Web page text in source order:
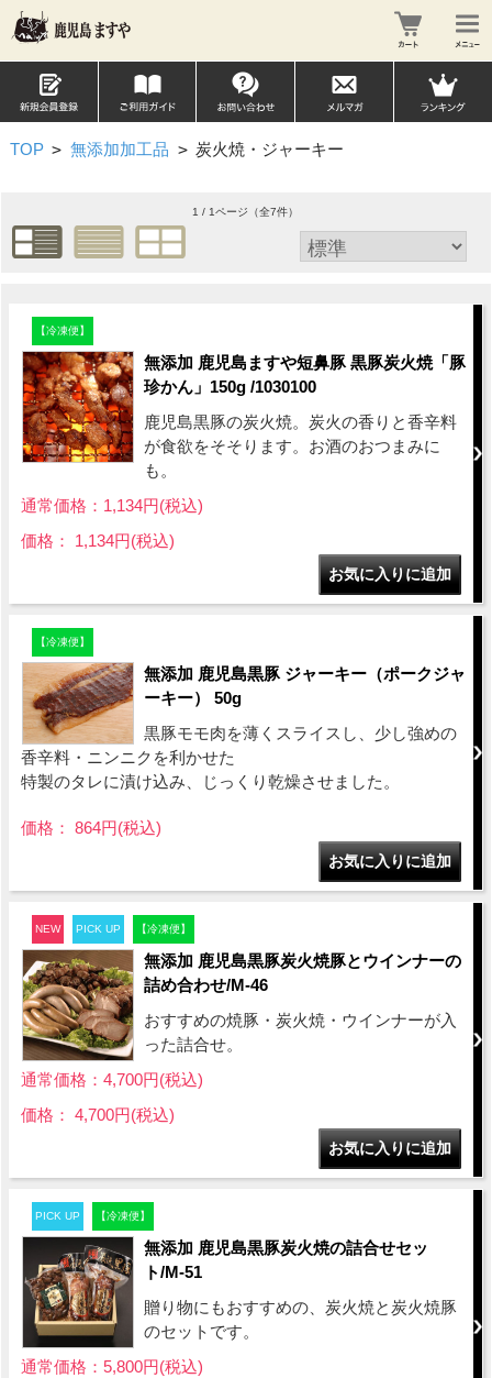
TOP > 無添加加工品 > 炭火焼・ジャーキー
1 / 1ページ （全7件）
【冷凍便】
無添加 鹿児島ますや短鼻豚 黒豚炭火焼「豚
珍かん」150g /1030100
鹿児島黒豚の炭火焼。炭火の香りと香辛料
が食欲をそそります。お酒のおつまみに
も。
通常価格：1,134円(税込)
価格： 1,134円(税込)
【冷凍便】
無添加 鹿児島黒豚 ジャーキー（ポークジャ
ーキー） 50g
黒豚モモ肉を薄くスライスし、少し強めの
香辛料・ニンニクを利かせた
特製のタレに漬け込み、じっくり乾燥させました。
価格： 864円(税込)
NEW PICK UP 【冷凍便】
無添加 鹿児島黒豚炭火焼豚とウインナーの
詰め合わせ/M-46
おすすめの焼豚・炭火焼・ウインナーが入
った詰合せ。
通常価格：4,700円(税込)
価格： 4,700円(税込)
PICK UP 【冷凍便】
無添加 鹿児島黒豚炭火焼の詰合せセッ
ト/M-51
贈り物にもおすすめの、炭火焼と炭火焼豚
のセットです。
通常価格：5,800円(税込)